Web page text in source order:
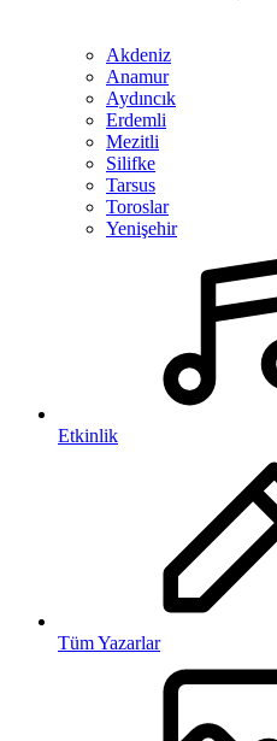
Akdeniz
Anamur
Aydıncık
Erdemli
Mezitli
Silifke
Tarsus
Toroslar
Yenişehir
Etkinlik
Tüm Yazarlar